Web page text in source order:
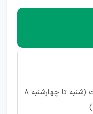
ساعت کاری: تمام وقت (شنبه تا چهارشنبه 8